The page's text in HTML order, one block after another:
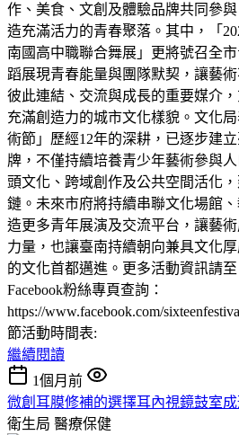
作、美食、文創及體驗品牌共同參
造充滿活力的青春聚落。其中，「
南國高中職聯合舞展」更將號召全
蹈展現青春能量與團隊默契，讓藝
彼此連結、交流與成長的重要媒介
充滿創造力的城市文化樣貌。文化
術節」歷經12年的深耕，已逐步建
牌，不僅持續培養青少年藝術參與
頭文化、跨域創作及公共空間活化
鏈。未來市府將持續串聯文化場館
造更多青年展演及交流平台，讓藝
力量，也讓臺南持續朝向兼具文化
的文化首都邁進。更多活動資訊請
Facebook粉絲專頁查詢：
https://www.facebook.com/
節活動時間表:
繼續閱讀
1個月前
微創耳膜修補的選擇耳內視鏡鼓室
衛生局 醫療保健